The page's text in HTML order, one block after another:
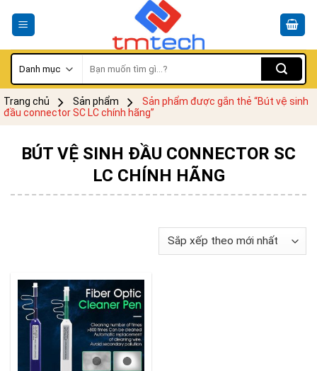
kiếm:
Trang chủ Sản phẩm
Sản phẩm được gắn thẻ “Bút vệ sinh
đầu connector SC LC chính hãng”
BÚT VỆ SINH ĐẦU CONNECTOR SC
LC CHÍNH HÃNG